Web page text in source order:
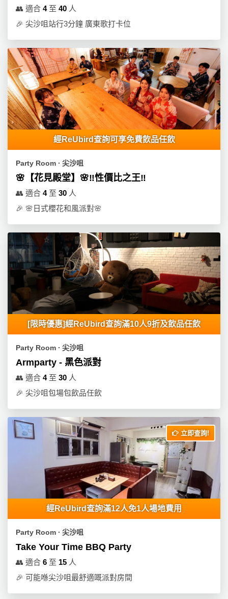
餐
廳
B
B
Q
場
地
新
樂
體
驗
手
作
作
坊
外
玩
遊
出
租
👥 適合 4至 40 人
🎉 尖沙咀站行3分鐘 廣東歌打卡位
經ReUbird查詢可享免費飲品任飲
Party Room ∙ 尖沙咀
🌸【花見殿堂】🌸‼️性價比之王‼️
👥 適合 4至 30 人
🎉 🌸日式櫻花和風派對🌸
[限時優惠]經ReUbird查詢滿10人9折及飲品任飲
Party Room ∙ 尖沙咀
Armparty - 黑色派對
👥 適合 4至 30 人
🎉 尖沙咀包場包飲品任飲
立即查詢!
經ReUbird查詢滿12人免1人場地費用
Party Room ∙ 尖沙咀
Take Your Time BBQ Party
👥 適合 6 至 15 人
🎉 可能喺尖沙咀最舒適嘅派對房間